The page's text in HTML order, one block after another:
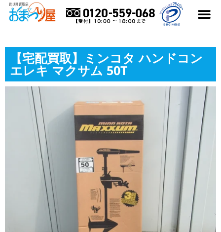
【宅配買取】ミンコタ ハンドコン
エレキ マクサム 50T